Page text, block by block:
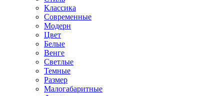
Классика
Современные
Модерн
Цвет
Белые
Венге
Светлые
Темные
Размер
Малогабаритные